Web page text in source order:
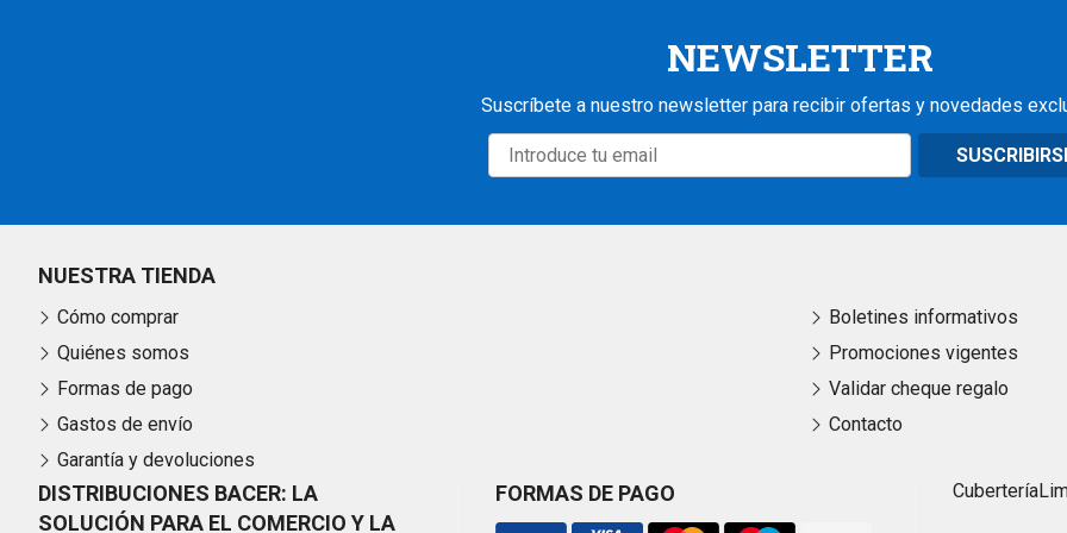
NEWSLETTER
Suscríbete a nuestro newsletter para recibir ofertas y novedades
DISTRIBUCIONES BACER: LA
SOLUCIÓN PARA EL COMERCIO Y LA
FORMAS DE PAGO
NUESTRA TIENDA
Cómo comprar
Quiénes somos
Formas de pago
Gastos de envío
Garantía y devoluciones
Boletines informativos
Promociones vigentes
Validar cheque regalo
Contacto
Cubertería